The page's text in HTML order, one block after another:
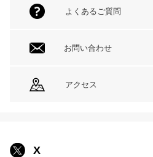
よくあるご質問
お問い合わせ
アクセス
X